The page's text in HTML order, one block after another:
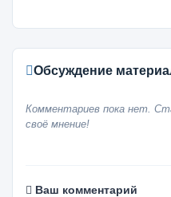
Обсуждение
Комментариев пока нет.
своё мнение!
Ваш комментарий